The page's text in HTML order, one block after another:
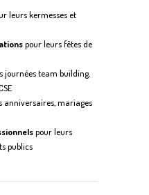
leurs kermesses et
pour leurs fêtes de
journées team building,
anniversaires, mariages
pour leurs
publics